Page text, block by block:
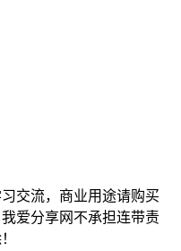
交流，商业用途请购买
爱分享网不承担连带责